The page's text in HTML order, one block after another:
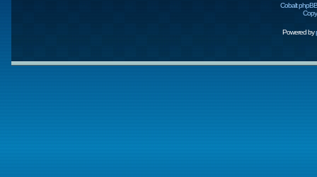
Cobalt
Powered by